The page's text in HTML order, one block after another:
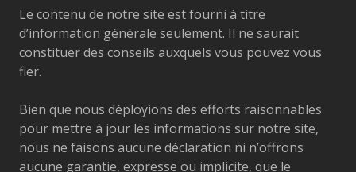
Le contenu de notre site est fourni à titre
d’information générale seulement. Il ne saurait
constituer des conseils auxquels vous pouvez vous
fier.
Bien que nous déployions des efforts raisonnables
pour mettre à jour les informations sur notre site,
nous ne faisons aucune déclaration ni n’offrons
aucune garantie, expresse ou implicite, que le